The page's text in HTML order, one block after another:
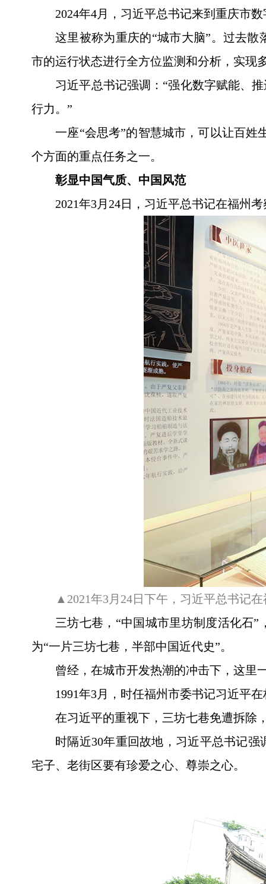
2024年4月，习近平总书记来到重庆市
这里被称为重庆的“城市大脑”。过去
市的运行状态进行全方位监测和分析，实现
习近平总书记强调：“强化数字赋能、
行力。”
一座“会思考”的智慧城市，可以让百
个方面的重点任务之一。
彰显中国气质、中国风范
2021年3月24日，习近平总书记在福州
▲2021年3月24日下午，习近平总书记
三坊七巷，“中国城市里坊制度活化石
为“一片三坊七巷，半部中国近代史”。
曾经，在城市开发热潮的冲击下，这里
1991年3月，时任福州市委书记习近平
在习近平的重视下，三坊七巷免遭拆除
时隔近30年重回故地，习近平总书记
宅子、老街区要有珍爱之心、尊崇之心。